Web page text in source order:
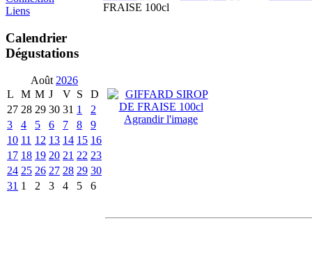
Liens
Calendrier
Dégustations
Août 2026
L
M M J V S
D
27 28 29 30 31 1
2
3
4 5 6 7 8
9
10 11 12 13 14 15 16
17 18 19 20 21 22 23
24 25 26 27 28 29 30
31 1 2 3 4 5 6
FRAISE 100cl
Agrandir l'image